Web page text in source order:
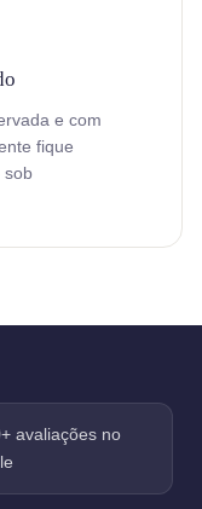
e com
fique
sob
avaliações no